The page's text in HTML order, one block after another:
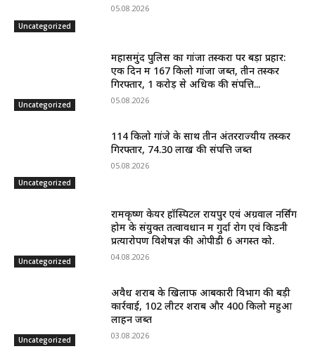
Uncategorized
05.08.2026
Uncategorized
महासमुंद पुलिस का गांजा तस्करों पर बड़ा प्रहार:
एक दिन में 167 किलो गांजा जब्त, तीन तस्कर
गिरफ्तार, 1 करोड़ से अधिक की संपत्ति...
05.08.2026
Uncategorized
114 किलो गांजे के साथ तीन अंतरराज्यीय तस्कर
गिरफ्तार, 74.30 लाख की संपत्ति जब्त
05.08.2026
Uncategorized
रामकृष्ण केयर हॉस्पिटल रायपुर एवं अग्रवाल नर्सिंग
होम के संयुक्त तत्वावधान में गुर्दा रोग एवं किडनी
प्रत्यारोपण विशेषज्ञ की ओपीडी 6 अगस्त को.
04.08.2026
Uncategorized
अवैध शराब के खिलाफ आबकारी विभाग की बड़ी
कार्रवाई, 102 लीटर शराब और 400 किलो महुआ
लाहन जब्त
03.08.2026